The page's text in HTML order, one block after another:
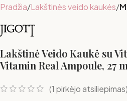
Pradžia Lakštinės veido kaukės
Lakštinė Veido Kaukė su
Vitamin Real Ampoule, 27
(1 pirkėjo atsiliepimas)